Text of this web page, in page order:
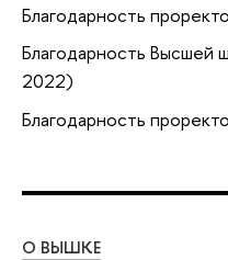
Благодарность
Благодарность Высшей
2022)
Благодарность
О ВЫШКЕ